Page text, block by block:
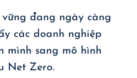
đang ngày càng
các doanh nghiệp
mình sang mô hình
Net Zero.